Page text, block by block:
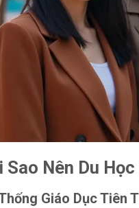
Sao Nên Du
Giáo Dục Tiên